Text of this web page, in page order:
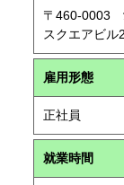
〒460-0003
スクエアビル
雇用形態
正社員
就業時間